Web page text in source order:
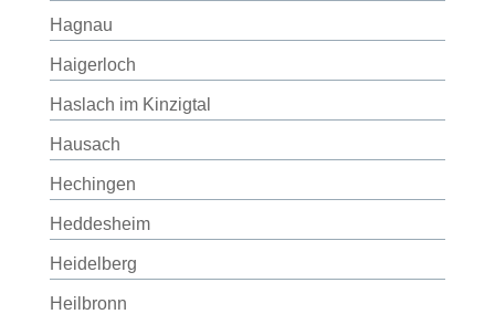
Hagnau
Haigerloch
Haslach im Kinzigtal
Hausach
Hechingen
Heddesheim
Heidelberg
Heilbronn